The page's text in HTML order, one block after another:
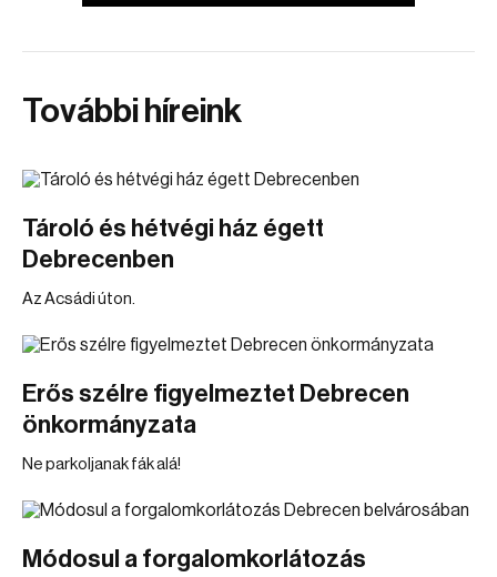
További híreink
Tároló és hétvégi ház égett
Debrecenben
Az Acsádi úton.
Erős szélre figyelmeztet Debrecen
önkormányzata
Ne parkoljanak fák alá!
Módosul a forgalomkorlátozás